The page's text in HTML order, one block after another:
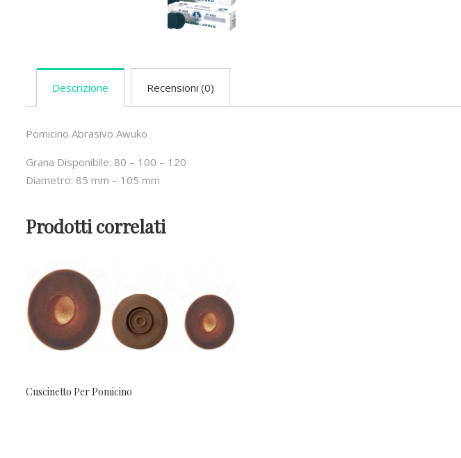
Descrizione Recensioni (0)
Pomicino Abrasivo Awuko
Grana Disponibile: 80 – 100 – 120
Diametro: 85 mm – 105 mm
Prodotti correlati
Cuscinetto Per Pomicino